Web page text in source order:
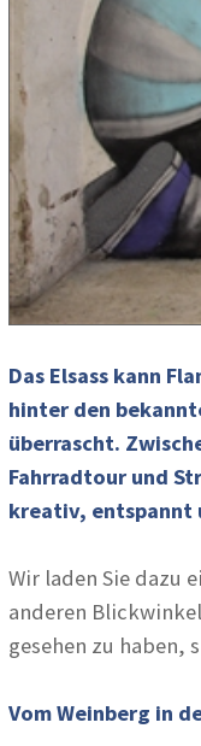
Das Elsass kann
hinter den
überrascht.
Fahrradtour und
kreativ, entspannt
Wir laden Sie dazu
anderen
gesehen zu haben,
Vom Weinberg in